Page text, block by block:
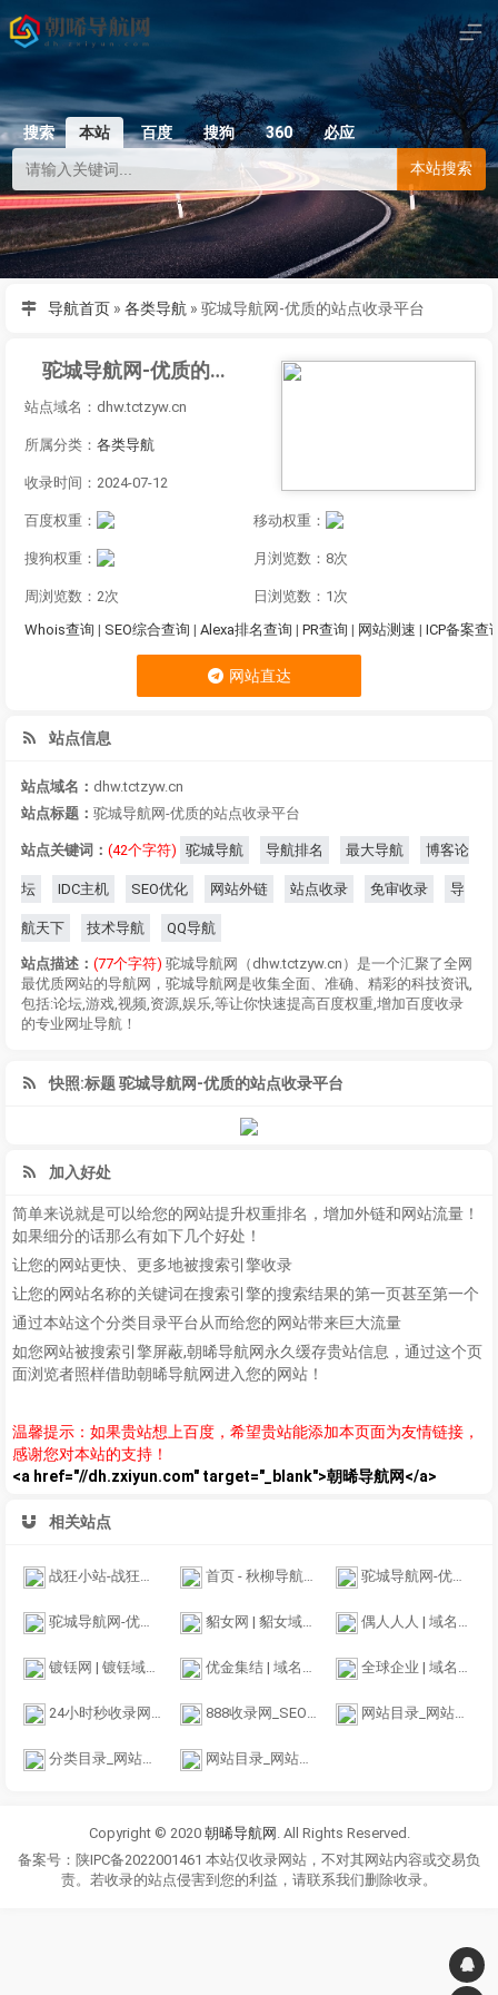
搜索 本站 百度 搜狗 360
必应
本站搜索
导航首页 » 各类导航 » 驼城导航网-优质的站点收录平台
驼城导航网-优质的站点收录平台
站点域名：dhw.tctzyw.cn
所属分类： 各类导航
收录时间：2024-07-12
百度权重： 移动权重：
搜狗权重： 月浏览数：8次
周浏览数：2次
日浏览数：1次
Whois查询 | SEO综合查询 | Alexa排名查询 | PR查询 | 网站测速 | ICP备案查
网站直达
站点信息
站点域名： dhw.tctzyw.cn
站点标题： 驼城导航网-优质的站点收录平台
站点关键词： (42个字符) 驼城导航 导航排名 最大导航 博客论
坛 IDC主机 SEO优化 网站外链 站点收录 免审收录 导
航天下 技术导航 QQ导航
站点描述： (77个字符) 驼城导航网（dhw.tctzyw.cn）是一个汇聚了全网
最优质网站的导航网，驼城导航网是收集全面、准确、精彩的科技资讯,
包括:论坛,游戏,视频,资源,娱乐,等让你快速提高百度权重,增加百度收录
的专业网址导航！
快照:标题 驼城导航网-优质的站点收录平台
加入好处
简单来说就是可以给您的网站提升权重排名，增加外链和网站流量！
如果细分的话那么有如下几个好处！
让您的网站更快、更多地被搜索引擎收录
让您的网站名称的关键词在搜索引擎的搜索结果的第一页甚至第一个
通过本站这个分类目录平台从而给您的网站带来巨大流量
如您网站被搜索引擎屏蔽,朝晞导航网永久缓存贵站信息，通过这个页
面浏览者照样借助朝晞导航网进入您的网站！
温馨提示：如果贵站想上百度，希望贵站能添加本页面为友情链接，
感谢您对本站的支持！
<a href="//dh.zxiyun.com" target="_blank">朝晞导航网</a>
相关站点
战狂小站-战狂网络引导页 首页 - 秋柳导航收录网 - 全力打造方便和实用的网址导航 驼城导航网-优质的站点收录平台
驼城导航网-优质的站点收录平台 貂女网 | 貂女域名含义组词,域名收藏,域名海报,商标知识,商标注册,双拼域名,四声母域名,学习日记,商标制作,小黄经验分享,www.diaonv.com 偶人人人 | 域名收藏,域名海报,商标知识,商标注册,双拼域名,四声母域名,学习日记,商标制作,小黄经验分享,www.orrr.cn
镀铥网 | 镀铥域名含义组词,域名收藏,域名海报,商标知识,商标注册,双拼域名,四声母域名,学习日记,商标制作,小黄经验分享,www.dudiu.com 优金集结 | 域名收藏,域名海报,商标知识,商标注册,双拼域名,四声母域名,学习日记,商标制作,小黄经验分享,www.ujjj.cn 全球企业 | 域名收藏,域名海报,商标知识,商标注册,双拼域名,四声母域名,学习日记,商标制作,小黄经验分享,www.qqqy.cn
24小时秒收录网址导航 - 24小时链网址推广网址广告网址登陆网址收录 888收录网_SEO外链大全_免费提交网站_快速收录_免费收录平台-888收录网 网站目录_网站网址收录与提交入口
分类目录_网站目录_网址提交_网站收录大全_小木虫分类目录 网站目录_网站导航_中文站长分类目录提交_翱联名单目录
Copyright © 2020 朝晞导航网 . All Rights Reserved.
备案号：陕IPC备2022001461 本站仅收录网站，不对其网站内容或交易负
责。若收录的站点侵害到您的利益，请联系我们删除收录。